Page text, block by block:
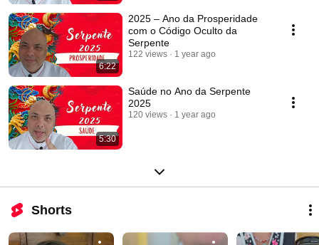
6:22
2025 – Ano da Prosperidade
com o Código Oculto da
Serpente
122 views 1 year ago
5:30
Saúde no Ano da Serpente
2025
120 views 1 year ago
Shorts